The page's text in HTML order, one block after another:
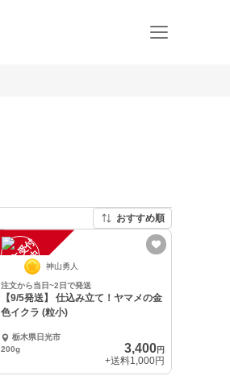
おすすめ順
注
文
受
付
停
止
中 神山勇人
注文から当日~2日で発送
【9/5発送】 仕込み立て！ヤマメの金
色イクラ (粒小)
栃木県日光市
200g
3,400円
+送料1,000円